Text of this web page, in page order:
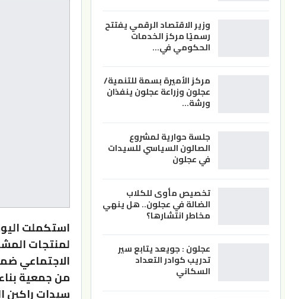
استكملت
لمنتجات
الاجتماعي
من جمعية
سيدات راكين
وزير الاقتصاد الرقمي يفتتح
رسميًا مركز الخدمات
الحكومي في…
مركز الأميرة بسمة للتنمية/
عجلون وزراعة عجلون ينفذان
ورشة…
جلسة حوارية لمشروع
الصالون السياسي للسيدات
في عجلون
تخصيص مأوى للكلاب
الضالة في عجلون.. هل ينهي
مخاطر انتشارها؟
عجلون : جويعد يتابع سير
تدريب كوادر التعداد
السكاني